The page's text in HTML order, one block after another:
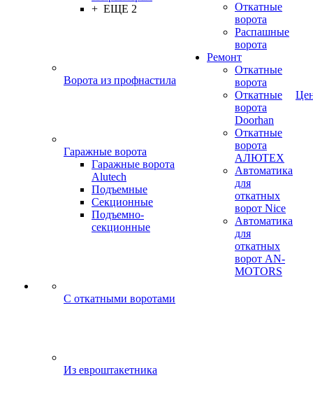
+ ЕЩЕ 2
Ворота из профнастила
Гаражные ворота
Гаражные ворота
Alutech
Подъемные
Секционные
Подъемно-
секционные
C откатными воротами
Из евроштакетника
Откатные
ворота
Распашные
ворота
Ремонт
Откатные
ворота
Откатные
ворота
Doorhan
Откатные
ворота
АЛЮТЕХ
Автоматика
для
откатных
ворот Nice
Автоматика
для
откатных
ворот AN-
MOTORS